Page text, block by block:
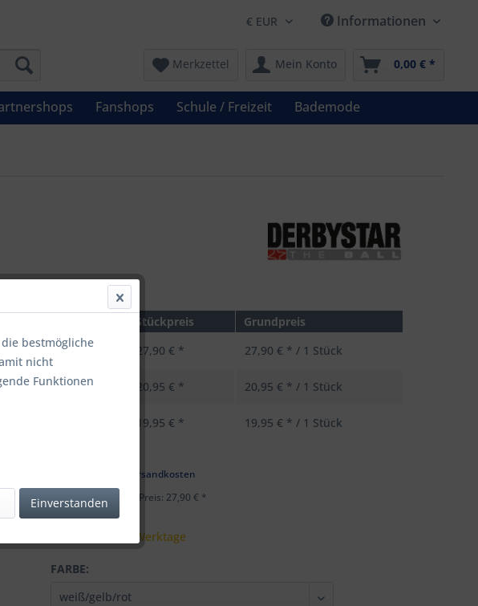
Informationen
Merkzettel Mein Konto 0,00 € *
Fanshops Schule / Freizeit Bademode
UVP: 34,99 € *
Stückpreis
Grundpreis
bis9 27,90 € * 27,90 € * / 1 Stück
ab10 20,95 € * 20,95 € * / 1 Stück
19,95 € * 19,95 € * / 1 Stück
zzgl. Versandkosten
Letzter niedrigster Preis: 27,90 € *
Lieferzeit - 5 Werktage
FARBE:
bestmögliche
nicht
Funktionen
Einverstanden